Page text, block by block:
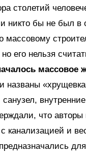
столетий
никто бы не был в
его нельзя
массовое
названы
что
канализацией и